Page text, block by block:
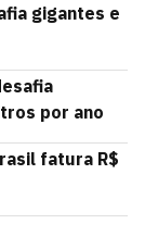
gigantes e
por ano
fatura R$